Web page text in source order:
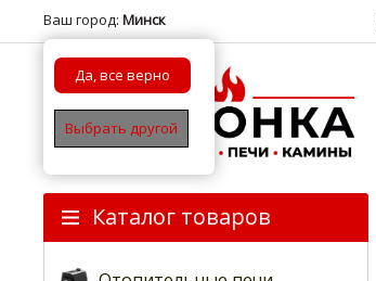
Ваш город: Минск
Да, все верно
Выбрать другой
Каталог товаров